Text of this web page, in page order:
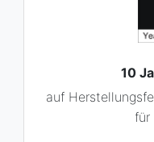
10
auf
für